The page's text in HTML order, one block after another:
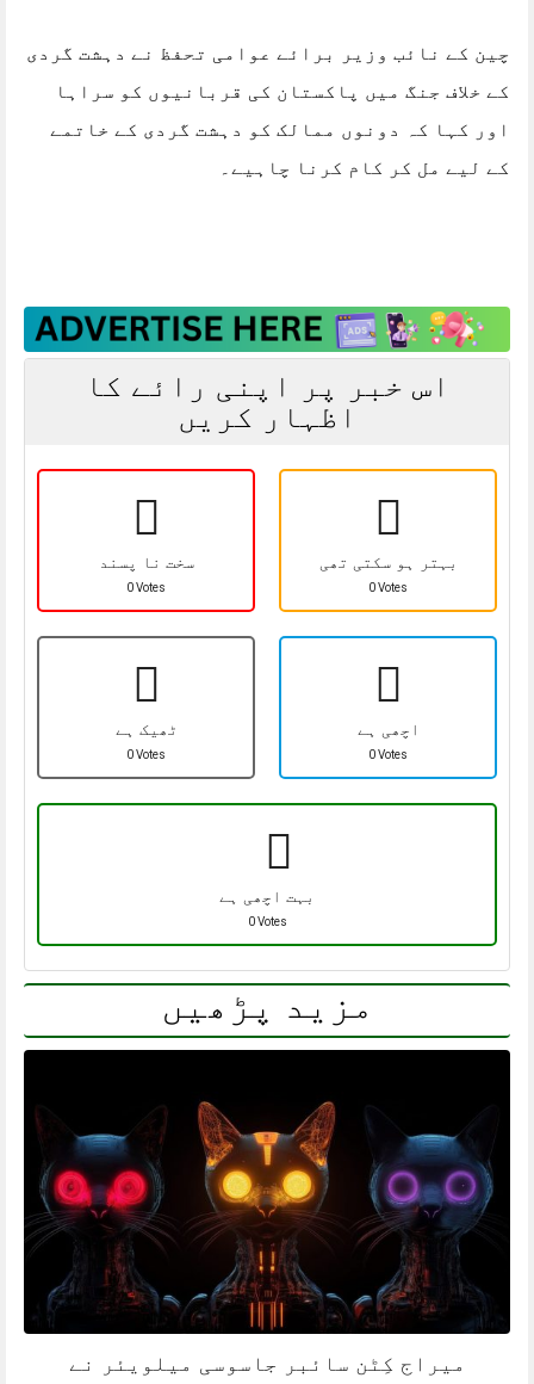
چین کے نائب وزیر برائے عوامی تحفظ نے دہشت گردی
کے خلاف جنگ میں پاکستان کی قربانیوں کو سراہا
اور کہا کہ دونوں ممالک کو دہشت گردی کے خاتمے
کے لیے مل کر کام کرنا چاہیے۔
اس خبر پر اپنی رائے کا
اظہار کریں
سخت نا پسند
0 Votes
بہتر ہو سکتی تھی
0 Votes
ٹھیک ہے
0 Votes
اچھی ہے
0 Votes
بہت اچھی ہے
0 Votes
مزید پڑھیں
میراج کِٹن سائبر جاسوسی میلویئر نے